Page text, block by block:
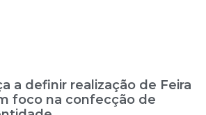
a definir realização de Feira
foco na confecção de